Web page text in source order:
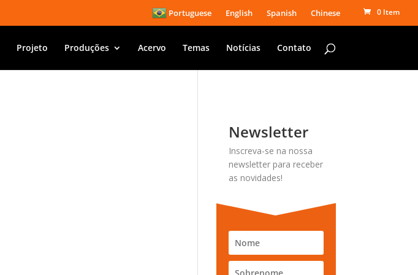
Portuguese English Spanish Chinese 0 Item
Projeto Produções Acervo Temas Notícias Contato
Newsletter
Inscreva-se na nossa
newsletter para receber
as novidades!